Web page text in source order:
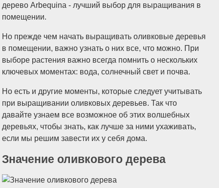
дерево Arbequina - лучший выбор для выращивания в
помещении.
Но прежде чем начать выращивать оливковые деревья
в помещении, важно узнать о них все, что можно. При
выборе растения важно всегда помнить о нескольких
ключевых моментах: вода, солнечный свет и почва.
Но есть и другие моменты, которые следует учитывать
при выращивании оливковых деревьев. Так что
давайте узнаем все возможное об этих волшебных
деревьях, чтобы знать, как лучше за ними ухаживать,
если мы решим завести их у себя дома.
Значение оливкового дерева